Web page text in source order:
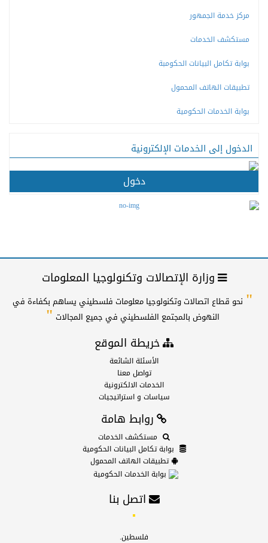
مركز خدمة الجمهور
مستكشف الخدمات
بوابة تكامل البيانات الحكومبة
تطبيقات الهاتف المحمول
بوابة الخدمات الحكومية
الدخول إلى الخدمات الإلكترونية
دخول
وزارة الإتصالات وتكنولوجيا المعلومات
" نحو قطاع اتصالات وتكنولوجيا معلومات فلسطيني يساهم بكفاءة في
النهوض بالمجتمع الفلسطيني في جميع المجالات"
خريطة الموقع
الأسئلة الشائعة
تواصل معنا
الخدمات الالكترونية
سياسات و استراتيجيات
روابط هامة
مستكشف الخدمات
بوابة تكامل البيانات الحكومية
تطبيقات الهاتف المحمول
بوابة الخدمات الحكومية
اتصل بنا
فلسطين.